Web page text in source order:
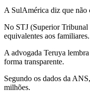
A SulAmérica diz que não
No STJ (Superior Tribunal
equivalentes aos familiares.
A advogada Teruya
forma transparente.
Segundo os dados da
milhões.